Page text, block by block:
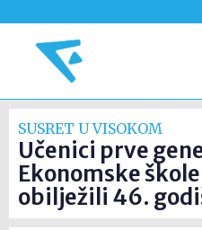
SUSRET U VISOKOM
Učenici prve
Ekonomske
obilježili 46.